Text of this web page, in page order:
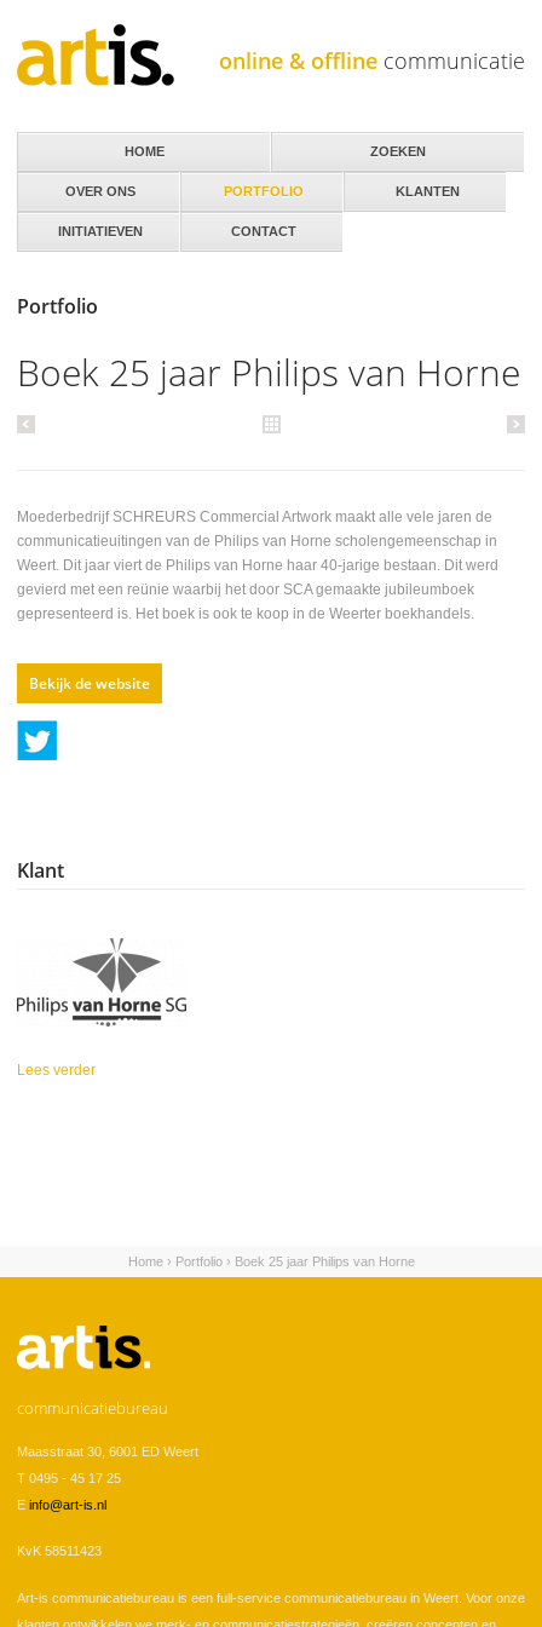
online & offline communicatie
Portfolio
Boek 25 jaar Philips van Horne
Moederbedrijf SCHREURS Commercial Artwork maakt alle vele jaren de
communicatieuitingen van de Philips van Horne scholengemeenschap in
Weert. Dit jaar viert de Philips van Horne haar 40-jarige bestaan. Dit werd
gevierd met een reünie waarbij het door SCA gemaakte jubileumboek
gepresenteerd is. Het boek is ook te koop in de Weerter boekhandels.
Bekijk de website
Klant
Lees verder
HOME
OVER ONS PORTFOLIO KLANTEN
INITIATIEVEN CONTACT
ZOEKEN
U bent hier
Home› Portfolio› Boek 25 jaar Philips van Horne
communicatiebureau
Maasstraat 30, 6001 ED Weert
T 0495 - 45 17 25
E info@art-is.nl
KvK 58511423
Art-is communicatiebureau is een full-service communicatiebureau in Weert. Voor onze